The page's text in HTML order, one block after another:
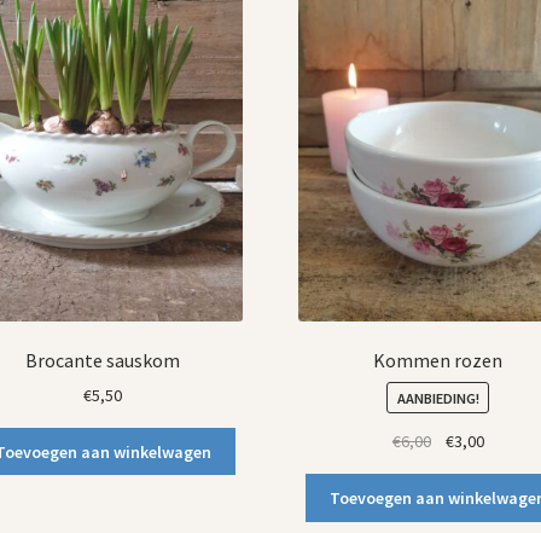
Brocante sauskom
€5,50
aan winkelwagen
Kommen rozen
AANBIEDING!
€6,00
was:
€6,00.
€3,00Huidige
is:
€3,00.
Toevoegen aan